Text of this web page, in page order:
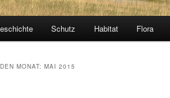
Schutz Habitat Flora
MONAT: MAI 2015